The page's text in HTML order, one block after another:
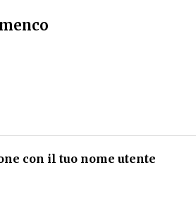
con il tuo nome utente